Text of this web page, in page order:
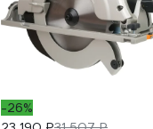
-26%